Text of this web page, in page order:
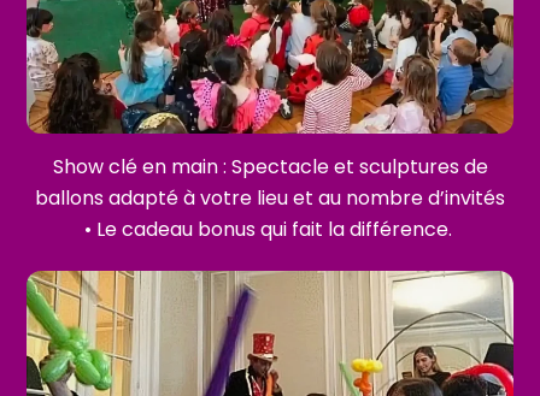
Show clé en main : Spectacle et sculptures de
ballons adapté à votre lieu et au nombre d’invités
• Le cadeau bonus qui fait la différence.